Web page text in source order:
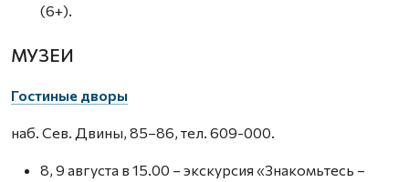
(6+).
МУЗЕИ
Гостиные дворы
наб. Сев. Двины, 85–86, тел. 609-000.
8, 9 августа в 15.00 – экскурсия «Знакомьтесь –